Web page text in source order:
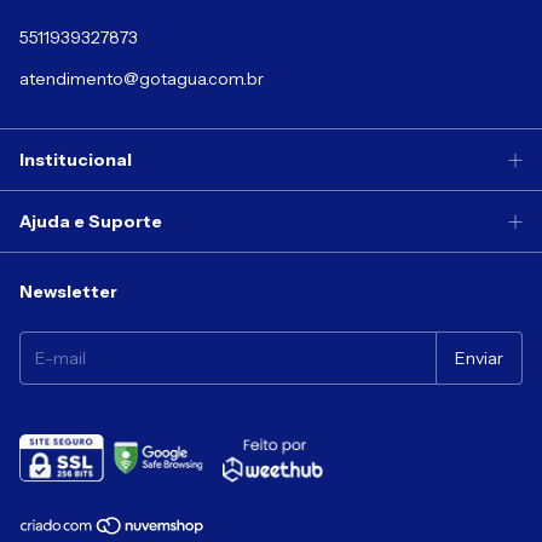
5511939327873
atendimento@gotagua.com.br
Institucional
Ajuda e Suporte
Newsletter